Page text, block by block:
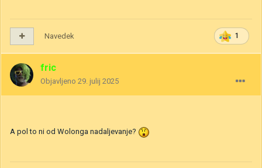
1
Navedek
fric
Objavljeno 29. julij 2025
A pol to ni od Wolonga nadaljevanje?